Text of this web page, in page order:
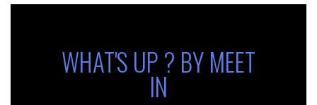
WHAT'S UP ? BY MEET
IN